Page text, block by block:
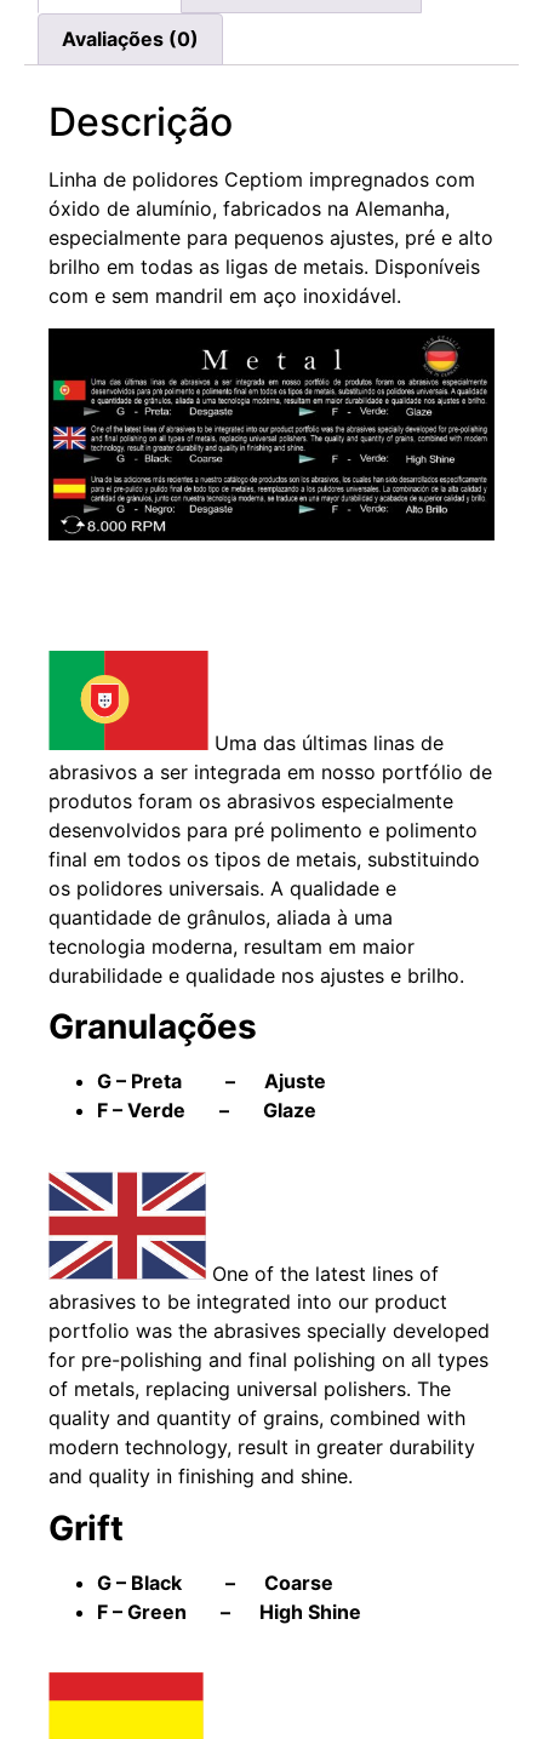
Avaliações (0)
Descrição
Linha de polidores Ceptiom impregnados com
óxido de alumínio, fabricados na Alemanha,
especialmente para pequenos ajustes, pré e alto
brilho em todas as ligas de metais. Disponíveis
com e sem mandril em aço inoxidável.
Uma das últimas linas de
abrasivos a ser integrada em nosso portfólio de
produtos foram os abrasivos especialmente
desenvolvidos para pré polimento e polimento
final em todos os tipos de metais, substituindo
os polidores universais. A qualidade e
quantidade de grânulos, aliada à uma
tecnologia moderna, resultam em maior
durabilidade e qualidade nos ajustes e brilho.
Granulações
G – Preta – Ajuste
F – Verde – Glaze
One of the latest lines of
abrasives to be integrated into our product
portfolio was the abrasives specially developed
for pre-polishing and final polishing on all types
of metals, replacing universal polishers. The
quality and quantity of grains, combined with
modern technology, result in greater durability
and quality in finishing and shine.
Grift
G – Black – Coarse
F – Green – High Shine